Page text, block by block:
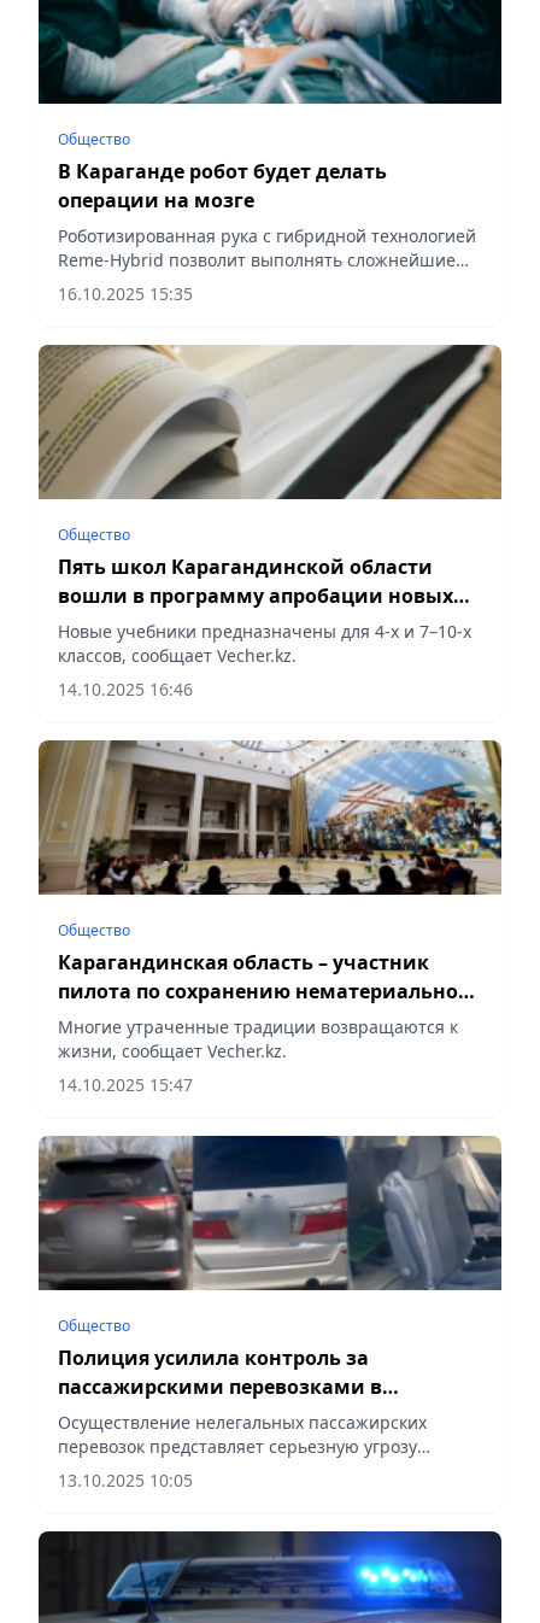
Общество
В Караганде робот будет делать
операции на мозге
Роботизированная рука с гибридной технологией
Reme-Hybrid позволит выполнять сложнейшие
манипуляции на головном мозге, сообщает
Vecher.kz.
16.10.2025 15:35
Общество
Пять школ Карагандинской области
вошли в программу апробации новых
учебников
Новые учебники предназначены для 4-х и 7–10-х
классов, сообщает Vecher.kz.
14.10.2025 16:46
Общество
Карагандинская область – участник
пилота по сохранению нематериального
культурного наследия
Многие утраченные традиции возвращаются к
жизни, сообщает Vecher.kz.
14.10.2025 15:47
Общество
Полиция усилила контроль за
пассажирскими перевозками в
Карагандинской области
Осуществление нелегальных пассажирских
перевозок представляет серьезную угрозу
безопасности граждан и является нарушением
законодательства, сообщает Vecher.kz.
13.10.2025 10:05